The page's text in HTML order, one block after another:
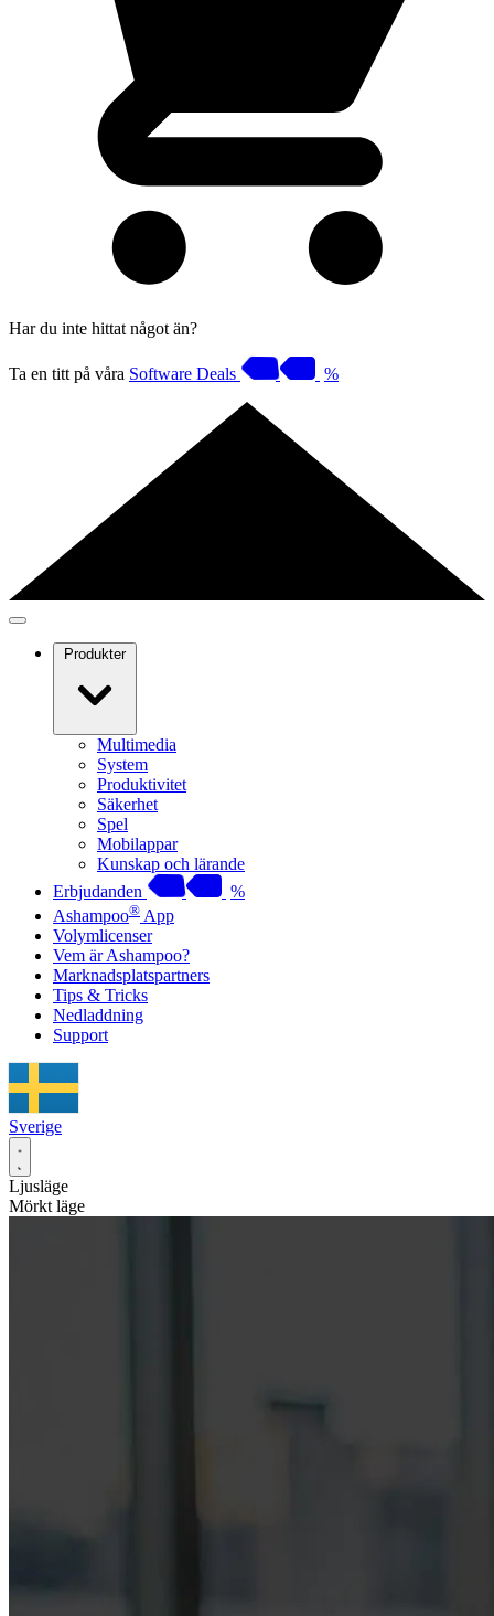
Har du inte hittat något än?
Ta en titt på våra Software Deals %
Produkter
Multimedia
System
Produktivitet
Säkerhet
Spel
Mobilappar
Kunskap och lärande
Erbjudanden
%
Ashampoo® App
Volymlicenser
Vem är Ashampoo?
Marknadsplatspartners
Tips & Tricks
Nedladdning
Support
Sverige
Ljusläge
Mörkt läge